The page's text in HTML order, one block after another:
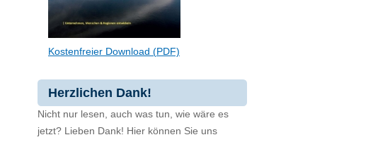
Kostenfreier Download (PDF)
Herzlichen Dank!
Nicht nur lesen, auch was tun, wie wäre es
jetzt? Lieben Dank! Hier können Sie uns